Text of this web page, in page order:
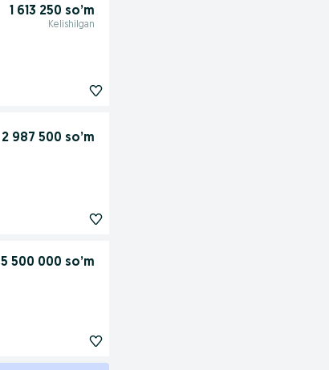
1 613 250 so’m
Kelishilgan
2 987 500 so’m
5 500 000 so’m